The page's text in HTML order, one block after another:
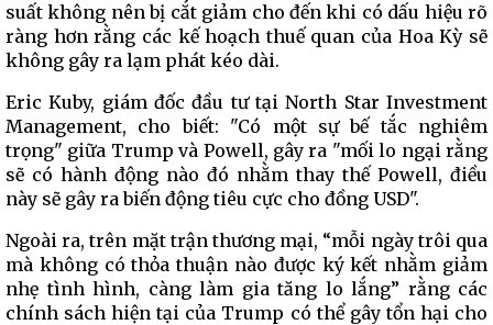
suất không nên bị cắt giảm cho đến khi có dấu hiệu rõ
ràng hơn rằng các kế hoạch thuế quan của Hoa Kỳ sẽ
không gây ra lạm phát kéo dài.
Eric Kuby, giám đốc đầu tư tại North Star Investment
Management, cho biết: "Có một sự bế tắc nghiêm
trọng" giữa Trump và Powell, gây ra "mối lo ngại rằng
sẽ có hành động nào đó nhằm thay thế Powell, điều
này sẽ gây ra biến động tiêu cực cho đồng USD".
Ngoài ra, trên mặt trận thương mại, “mỗi ngày trôi qua
mà không có thỏa thuận nào được ký kết nhằm giảm
nhẹ tình hình, càng làm gia tăng lo lắng” rằng các
chính sách hiện tại của Trump có thể gây tổn hại cho